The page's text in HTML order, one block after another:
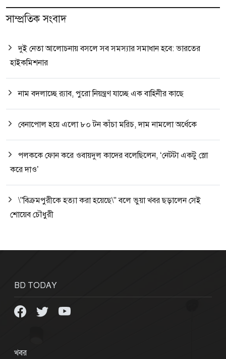
সাম্প্রতিক সংবাদ
দুই নেতা আলোচনায় বসলে সব সমস্যার সমাধান হবে: ভারতের
হাইকমিশনার
নাম বদলাচ্ছে র‌্যাব, পুরো নিয়ন্ত্রণ যাচ্ছে এক বাহিনীর কাছে
বেনাপোল হয়ে এলো ৮০ টন কাঁচা মরিচ, দাম নামলো অর্ধেকে
পলককে ফোন করে ওবায়দুল কাদের বলেছিলেন, ‘নেটটা একটু স্লো
করে দাও’
\"বিক্রমপুরীকে হত্যা করা হয়েছে\" বলে ভুয়া খবর ছড়ালেন সেই
শোয়েব চৌধুরী
BD TODAY
খবর